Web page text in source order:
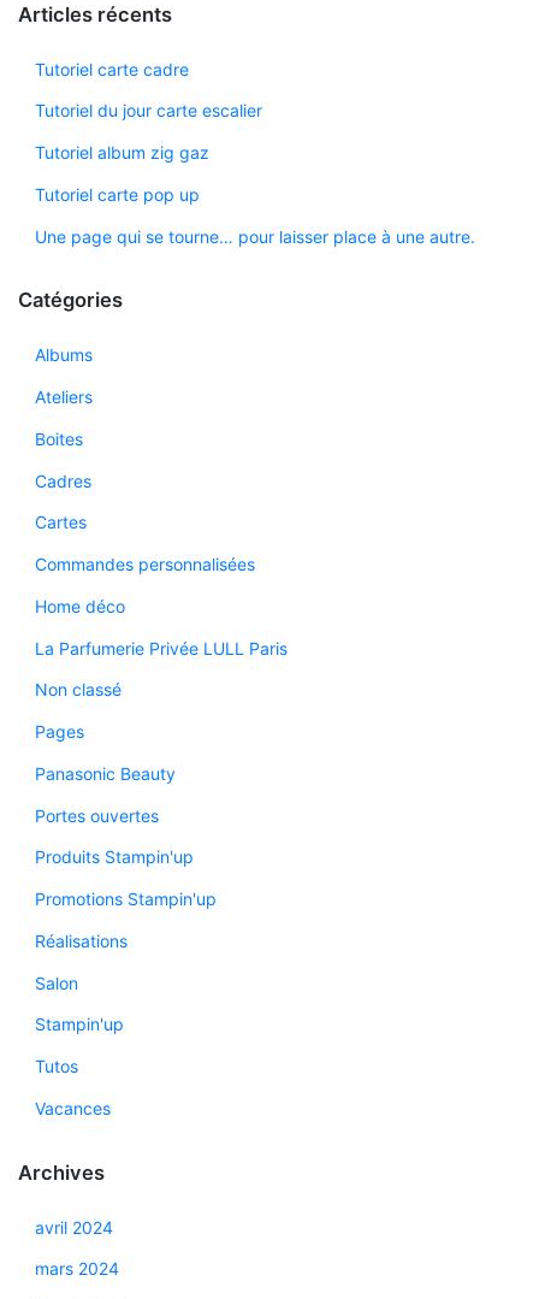
Articles récents
Tutoriel carte cadre
Tutoriel du jour carte escalier
Tutoriel album zig gaz
Tutoriel carte pop up
Une page qui se tourne… pour laisser place à une autre.
Catégories
Albums
Ateliers
Boites
Cadres
Cartes
Commandes personnalisées
Home déco
La Parfumerie Privée LULL Paris
Non classé
Pages
Panasonic Beauty
Portes ouvertes
Produits Stampin'up
Promotions Stampin'up
Réalisations
Salon
Stampin'up
Tutos
Vacances
Archives
avril 2024
mars 2024